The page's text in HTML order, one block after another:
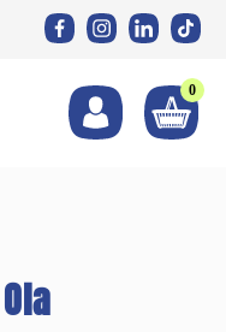
0